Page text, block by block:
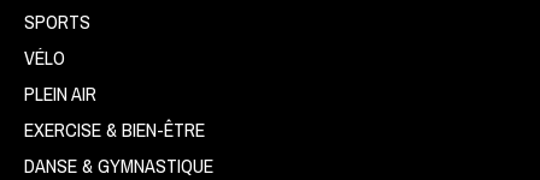
SPORTS
VÉLO
PLEIN AIR
EXERCISE & BIEN-ÊTRE
DANSE & GYMNASTIQUE